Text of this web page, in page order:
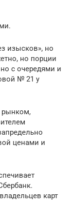
изысков», но
но порции
с очередями и
№ 21 у
рынком,
ценами и
карт